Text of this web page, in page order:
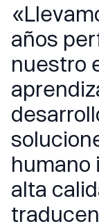
años
nuestro
humano
alta